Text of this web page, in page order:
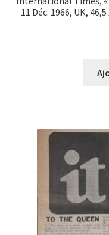
11 Déc. 1966, UK,